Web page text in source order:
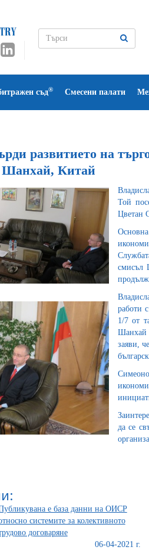
съд® Смесени палати
развитието на
Шанхай, Китай
Той
Цветан
смисъл
работи
1/7 от
Шанхай
заяви,
да се
е база данни на ОИСР
системите за колективното
договаряне
06-04-2021 г.